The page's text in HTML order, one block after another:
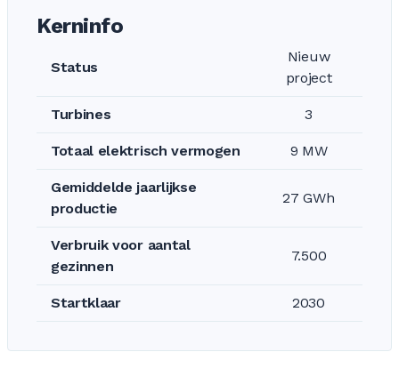
Kerninfo
Status
Nieuw
project
Turbines 3
Totaal elektrisch vermogen 9 MW
Gemiddelde jaarlijkse
productie
27 GWh
Verbruik voor aantal
gezinnen
7.500
Startklaar 2030